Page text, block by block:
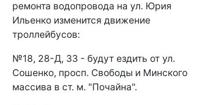
ремонта водопровода на ул. Юрия
Ильенко изменится движение
троллейбусов:
№18, 28-Д, 33 - будут ездить от ул.
Сошенко, просп. Свободы и Минского
массива в ст. м. "Почайна".